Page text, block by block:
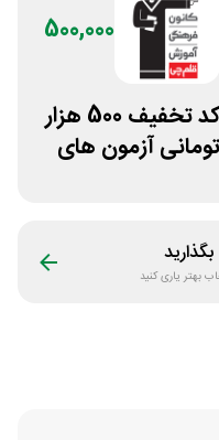
500,000
کد تخفیف 500 هزار
تومانی آزمون های
بهتر یاری کنید